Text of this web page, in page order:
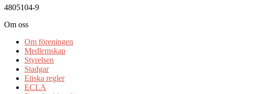
4805104-9
Om oss
Om föreningen
Medlemskap
Styrelsen
Stadgar
Etiska regler
ECLA